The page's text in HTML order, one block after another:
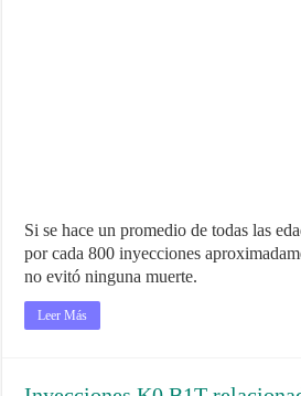
Si se hace un promedio de todas las
por cada 800 inyecciones
no evitó ninguna muerte.
Leer Más